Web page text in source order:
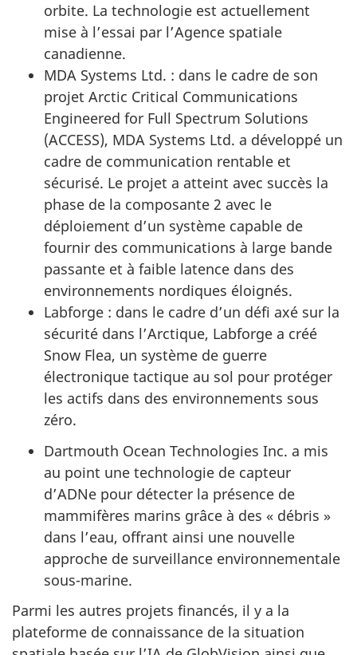
orbite. La technologie est actuellement
mise à l’essai par l’Agence spatiale
canadienne.
MDA Systems Ltd. : dans le cadre de son
projet Arctic Critical Communications
Engineered for Full Spectrum Solutions
(ACCESS), MDA Systems Ltd. a développé un
cadre de communication rentable et
sécurisé. Le projet a atteint avec succès la
phase de la composante 2 avec le
déploiement d’un système capable de
fournir des communications à large bande
passante et à faible latence dans des
environnements nordiques éloignés.
Labforge : dans le cadre d’un défi axé sur la
sécurité dans l’Arctique, Labforge a créé
Snow Flea, un système de guerre
électronique tactique au sol pour protéger
les actifs dans des environnements sous
zéro.
Dartmouth Ocean Technologies Inc. a mis
au point une technologie de capteur
d’ADNe pour détecter la présence de
mammifères marins grâce à des « débris »
dans l’eau, offrant ainsi une nouvelle
approche de surveillance environnementale
sous-marine.
Parmi les autres projets financés, il y a la
plateforme de connaissance de la situation